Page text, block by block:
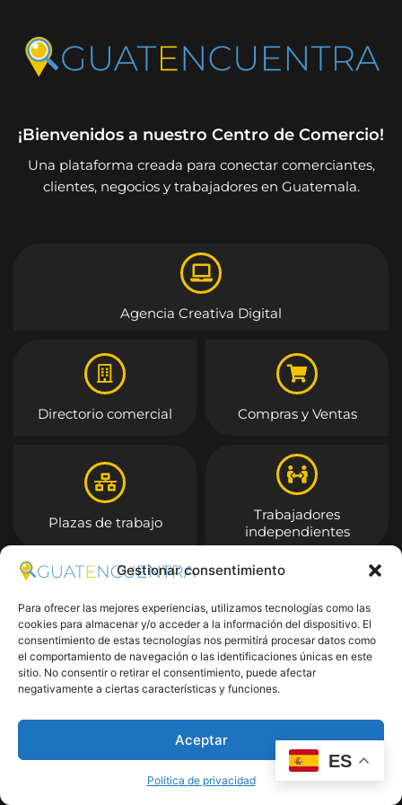
Gestionar consentimiento
Para ofrecer las mejores experiencias, utilizamos tecnologías como las
cookies para almacenar y/o acceder a la información del dispositivo. El
consentimiento de estas tecnologías nos permitirá procesar datos como
el comportamiento de navegación o las identificaciones únicas en este
sitio. No consentir o retirar el consentimiento, puede afectar
negativamente a ciertas características y funciones.
Aceptar
Política de privacidad
¡Bienvenidos a nuestro Centro de Comercio!
Una plataforma creada para conectar comerciantes,
clientes, negocios y trabajadores en Guatemala.
Agencia Creativa Digital
Directorio comercial Compras y Ventas
Plazas de trabajo
Trabajadores
independientes
Entrar
ES